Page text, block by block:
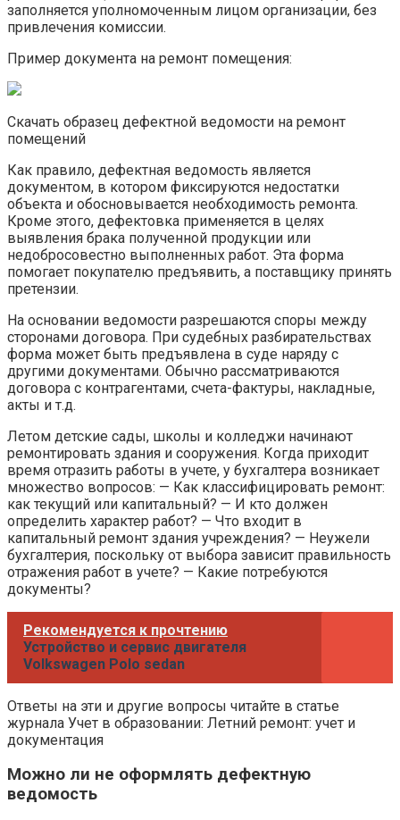
заполняется уполномоченным лицом организации, без
привлечения комиссии.
Пример документа на ремонт помещения:
Скачать образец дефектной ведомости на ремонт
помещений
Как правило, дефектная ведомость является
документом, в котором фиксируются недостатки
объекта и обосновывается необходимость ремонта.
Кроме этого, дефектовка применяется в целях
выявления брака полученной продукции или
недобросовестно выполненных работ. Эта форма
помогает покупателю предъявить, а поставщику принять
претензии.
На основании ведомости разрешаются споры между
сторонами договора. При судебных разбирательствах
форма может быть предъявлена в суде наряду с
другими документами. Обычно рассматриваются
договора с контрагентами, счета-фактуры, накладные,
акты и т.д.
Летом детские сады, школы и колледжи начинают
ремонтировать здания и сооружения. Когда приходит
время отразить работы в учете, у бухгалтера возникает
множество вопросов: — Как классифицировать ремонт:
как текущий или капитальный? — И кто должен
определить характер работ? — Что входит в
капитальный ремонт здания учреждения? — Неужели
бухгалтерия, поскольку от выбора зависит правильность
отражения работ в учете? — Какие потребуются
документы?
Рекомендуется к прочтению
Устройство и сервис двигателя
Volkswagen Polo sedan
Ответы на эти и другие вопросы читайте в статье
журнала Учет в образовании: Летний ремонт: учет и
документация
Можно ли не оформлять дефектную
ведомость